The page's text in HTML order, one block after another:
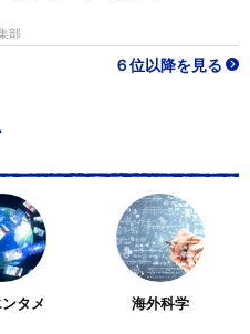
部
６位以降を見る
タメ 海外科学